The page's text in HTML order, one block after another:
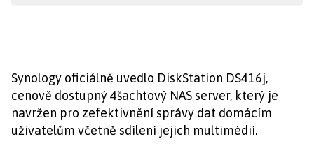
Synology oficiálně uvedlo DiskStation DS416j,
cenově dostupný 4šachtový NAS server, který je
navržen pro zefektivnění správy dat domácím
uživatelům včetně sdílení jejich multimédií.